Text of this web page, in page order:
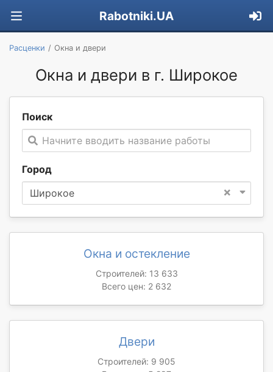
Rabotniki.UA
Расценки Окна и двери
Окна и двери в г. Широкое
Поиск
Начните вводить название работы
Город
×
Широкое
Окна и остекление
Строителей: 13 633
Всего цен: 2 632
Двери
Строителей: 9 905